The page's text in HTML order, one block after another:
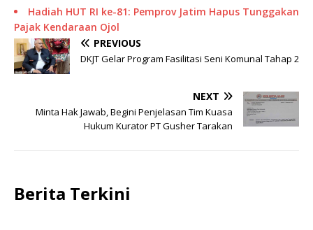
Hadiah HUT RI ke-81: Pemprov Jatim Hapus Tunggakan
Pajak Kendaraan Ojol
PREVIOUS
DKJT Gelar Program Fasilitasi Seni Komunal Tahap 2
NEXT
Minta Hak Jawab, Begini Penjelasan Tim Kuasa
Hukum Kurator PT Gusher Tarakan
Berita Terkini